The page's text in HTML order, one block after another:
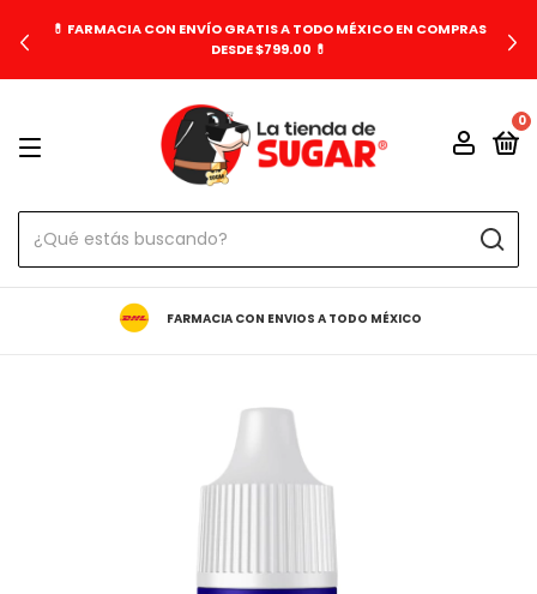
💊 FARMACIA CON ENVÍO GRATIS A TODO MÉXICO EN COMPRAS
DESDE $799.00 💊
0
FARMACIA CON ENVIOS A TODO MÉXICO